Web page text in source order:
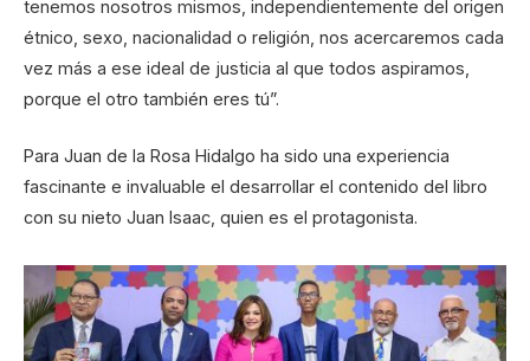
tenemos nosotros mismos, independientemente del origen
étnico, sexo, nacionalidad o religión, nos acercaremos cada
vez más a ese ideal de justicia al que todos aspiramos,
porque el otro también eres tú”.
Para Juan de la Rosa Hidalgo ha sido una experiencia
fascinante e invaluable el desarrollar el contenido del libro
con su nieto Juan Isaac, quien es el protagonista.